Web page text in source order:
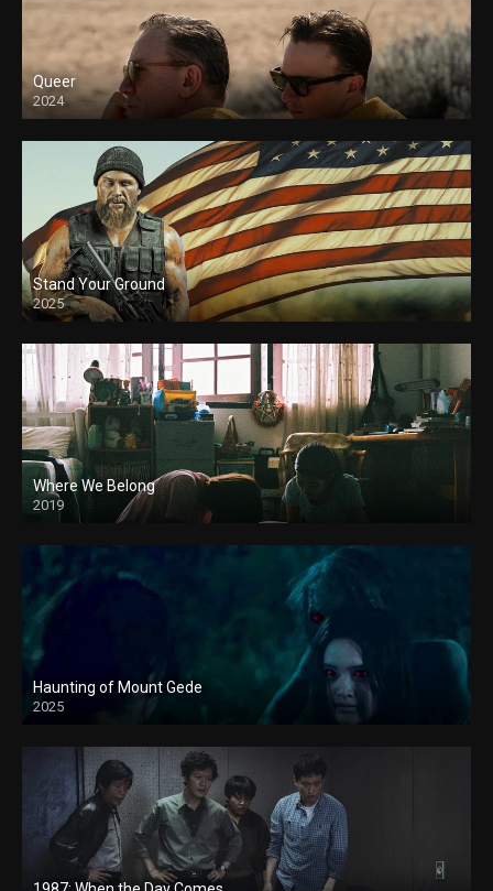
Queer
2024
Stand Your Ground
2025
Where We Belong
2019
Haunting of Mount Gede
2025